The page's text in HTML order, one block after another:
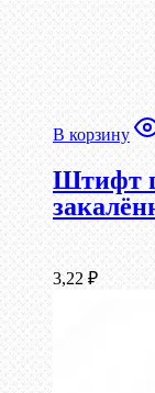
В корзину
Штифт
3,22 ₽